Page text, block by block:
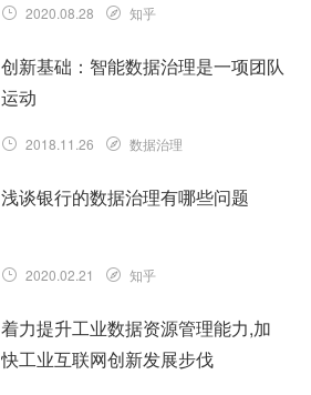
2020.08.28 知乎
创新基础：智能数据治理是一项团队
运动
2018.11.26 数据治理
浅谈银行的数据治理有哪些问题
2020.02.21 知乎
着力提升工业数据资源管理能力,加
快工业互联网创新发展步伐